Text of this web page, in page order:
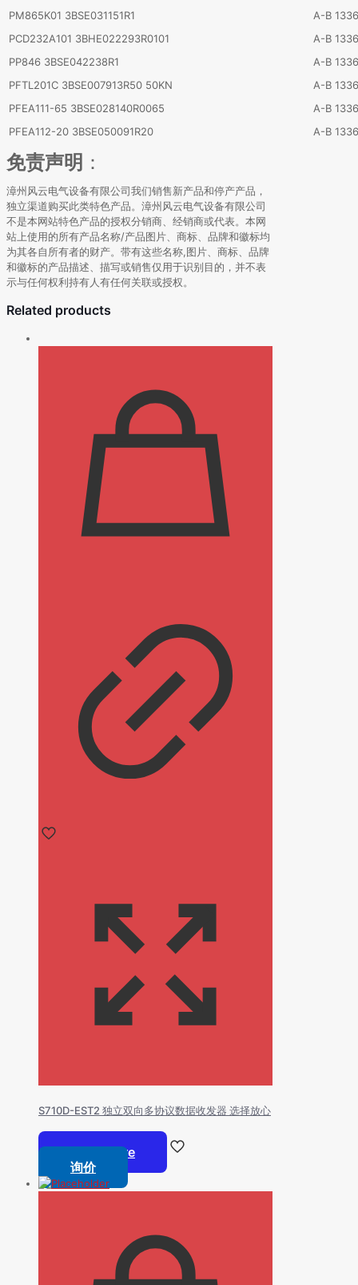
PM865K01 3BSE031151R1
A-B
PCD232A101 3BHE022293R0101
A-B
PP846 3BSE042238R1
A-B
PFTL201C 3BSE007913R50 50KN
A-B
PFEA111-65 3BSE028140R0065
A-B
PFEA112-20 3BSE050091R20
A-B
免责声明 ：
漳州风云电气设备有限公司我们销售新产品和停产产品，
独立渠道购买此类特色产品。漳州风云电气设备有限公司
不是本网站特色产品的授权分销商、经销商或代表。本网
站上使用的所有产品名称/产品图片、商标、品牌和徽标均
为其各自所有者的财产。带有这些名称,图片、商标、品牌
和徽标的产品描述、描写或销售仅用于识别目的，并不表
示与任何权利持有人有任何关联或授权。
Related products
S710D-EST2 独立双向多协议数据收发器 选择放心
Read more
询价